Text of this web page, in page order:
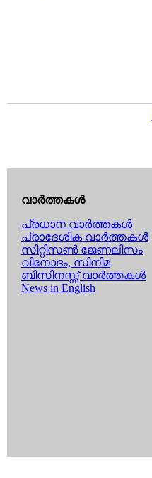
വാര്‍ത്തകള്‍
പ്രധാന വാര്‍ത്തകള്‍
പ്രാദേശിക വാര്‍ത്തകള്‍
സിറ്റിസണ്‍ ജേണലിസം
വിനോദം, സിനിമ
ബിസിനസ്സ് വാര്‍ത്തകള്‍
News in English